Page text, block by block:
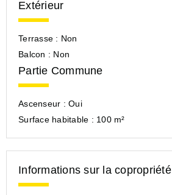
Extérieur
Terrasse : Non
Balcon : Non
Partie Commune
Ascenseur : Oui
Surface habitable : 100 m²
Informations sur la copropriété